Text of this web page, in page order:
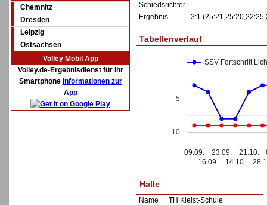
Chemnitz
Dresden
Leipzig
Ostsachsen
Volley Mobil App
Volley.de-Ergebnisdienst für Ihr
Smartphone Informationen zur
App
Schiedsrichter
Ergebnis
3:1
Tabellenverlauf
SSV Fortschritt
09.09.
16.09.
23.09.
14.10.
21.10.
5
10
Halle
Name
TH Kleist-Schule